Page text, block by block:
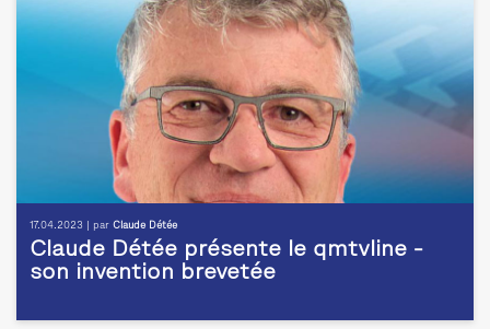
17.04.2023 | par Claude Détée
Claude Détée présente le qmtvline -
son invention brevetée